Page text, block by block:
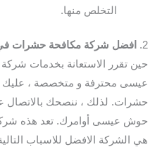
التخلص منها.
2.
افضل شركة مكافحة حشرات
حين تقرر الاستعانة بخدمات
عيسى محترفة و متخصصة ، عليك
حشرات. لذلك ، ننصحك
حوش عيسى أوامرك. تعد هذه
هي الشركة الافضل للاسباب